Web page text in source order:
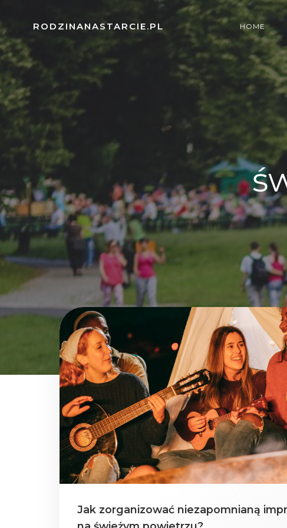
to
content
RODZINANASTARCIE.PL HOME
Jak zorganizować niezapomnianą